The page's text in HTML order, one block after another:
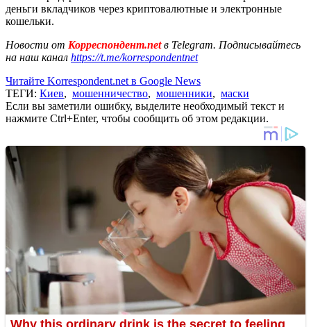
деньги вкладчиков через криптовалютные и электронные
кошельки.
Новости от Корреспондент.netв Telegram. Подписывайтесь
на наш канал https://t.me/korrespondentnet
Читайте Korrespondent.net в Google News
ТЕГИ: Киев, мошенничество, мошенники, маски
Если вы заметили ошибку, выделите необходимый текст и
нажмите Ctrl+Enter, чтобы сообщить об этом редакции.